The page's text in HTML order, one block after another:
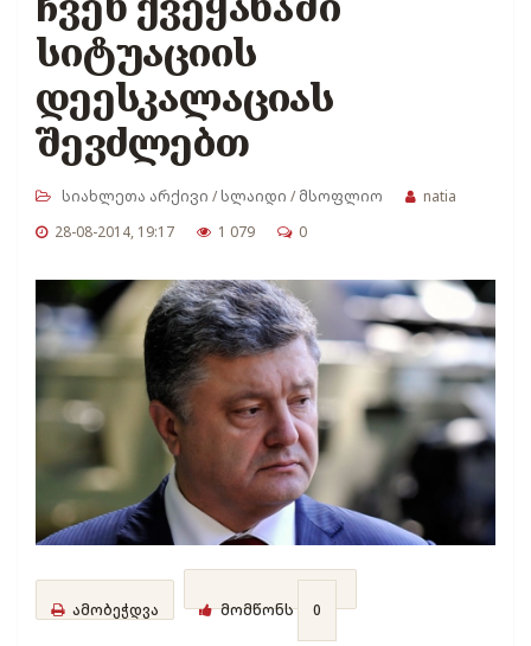
სიტუაციის
დეესკალაციას
შევძლებთ
სიახლეთა არქივი /სლაიდი /მსოფლიო
natia
28-08-2014, 19:17
1 079 0
ამობეჭდვა მომწონს 0